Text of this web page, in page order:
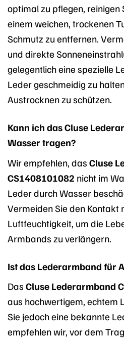
optimal zu pflegen, reinigen
einem weichen, trockenen
Schmutz zu entfernen.
und direkte
gelegentlich eine spezielle
Leder geschmeidig zu
Austrocknen zu schützen.
Kann ich das Cluse
Wasser tragen?
Wir empfehlen, das Cluse
CS1408101082 nicht im
Leder durch Wasser
Vermeiden Sie den Kontakt
Luftfeuchtigkeit, um die
Armbands zu verlängern.
Ist das Lederarmband für
Das Cluse Lederarmband
aus hochwertigem, echtem
Sie jedoch eine bekannte
empfehlen wir, vor dem